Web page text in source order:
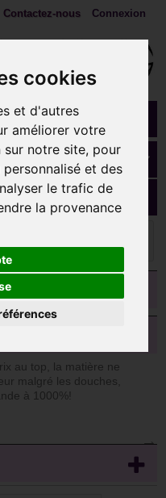
cookies
et d'autres
améliorer votre
notre site, pour
et des
le trafic de
la provenance
Connexion
Contactez-nous
BLCJA 02
au top, la matière ne
malgré les douches,
à 1000%!
→